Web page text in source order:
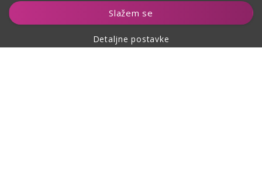
Slažem se
Detaljne postavke